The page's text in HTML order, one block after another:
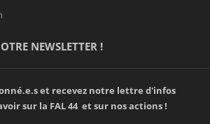
NEWSLETTER !
et recevez notre lettre d'infos
sur la FAL 44 et sur nos actions !